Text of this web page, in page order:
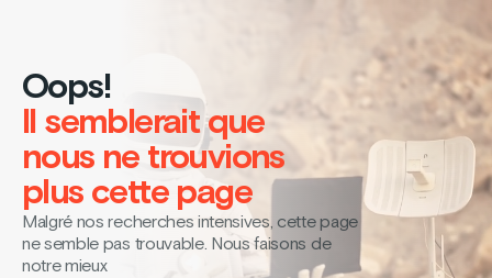
Oops!
Il semblerait que
nous ne trouvions
plus cette page
Malgré nos recherches intensives, cette page
ne semble pas trouvable. Nous faisons de
notre mieux